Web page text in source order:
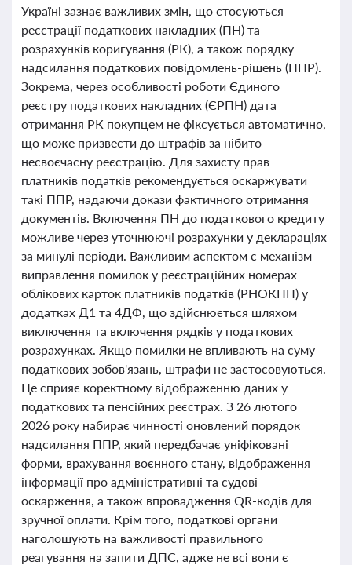
Україні зазнає важливих змін, що стосуються
реєстрації податкових накладних (ПН) та
розрахунків коригування (РК), а також порядку
надсилання податкових повідомлень-рішень (ППР).
Зокрема, через особливості роботи Єдиного
реєстру податкових накладних (ЄРПН) дата
отримання РК покупцем не фіксується автоматично,
що може призвести до штрафів за нібито
несвоєчасну реєстрацію. Для захисту прав
платників податків рекомендується оскаржувати
такі ППР, надаючи докази фактичного отримання
документів. Включення ПН до податкового кредиту
можливе через уточнюючі розрахунки у деклараціях
за минулі періоди. Важливим аспектом є механізм
виправлення помилок у реєстраційних номерах
облікових карток платників податків (РНОКПП) у
додатках Д1 та 4ДФ, що здійснюється шляхом
виключення та включення рядків у податкових
розрахунках. Якщо помилки не впливають на суму
податкових зобов'язань, штрафи не застосовуються.
Це сприяє коректному відображенню даних у
податкових та пенсійних реєстрах. З 26 лютого
2026 року набирає чинності оновлений порядок
надсилання ППР, який передбачає уніфіковані
форми, врахування воєнного стану, відображення
інформації про адміністративні та судові
оскарження, а також впровадження QR-кодів для
зручної оплати. Крім того, податкові органи
наголошують на важливості правильного
реагування на запити ДПС, адже не всі вони є